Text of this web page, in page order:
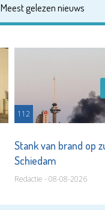
Meest gelezen nieuws
112
Stank van brand op
Schiedam
Redactie - 08-08-2026